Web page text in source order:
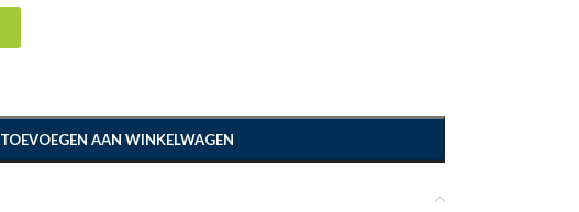
TOEVOEGEN AAN WINKELWAGEN